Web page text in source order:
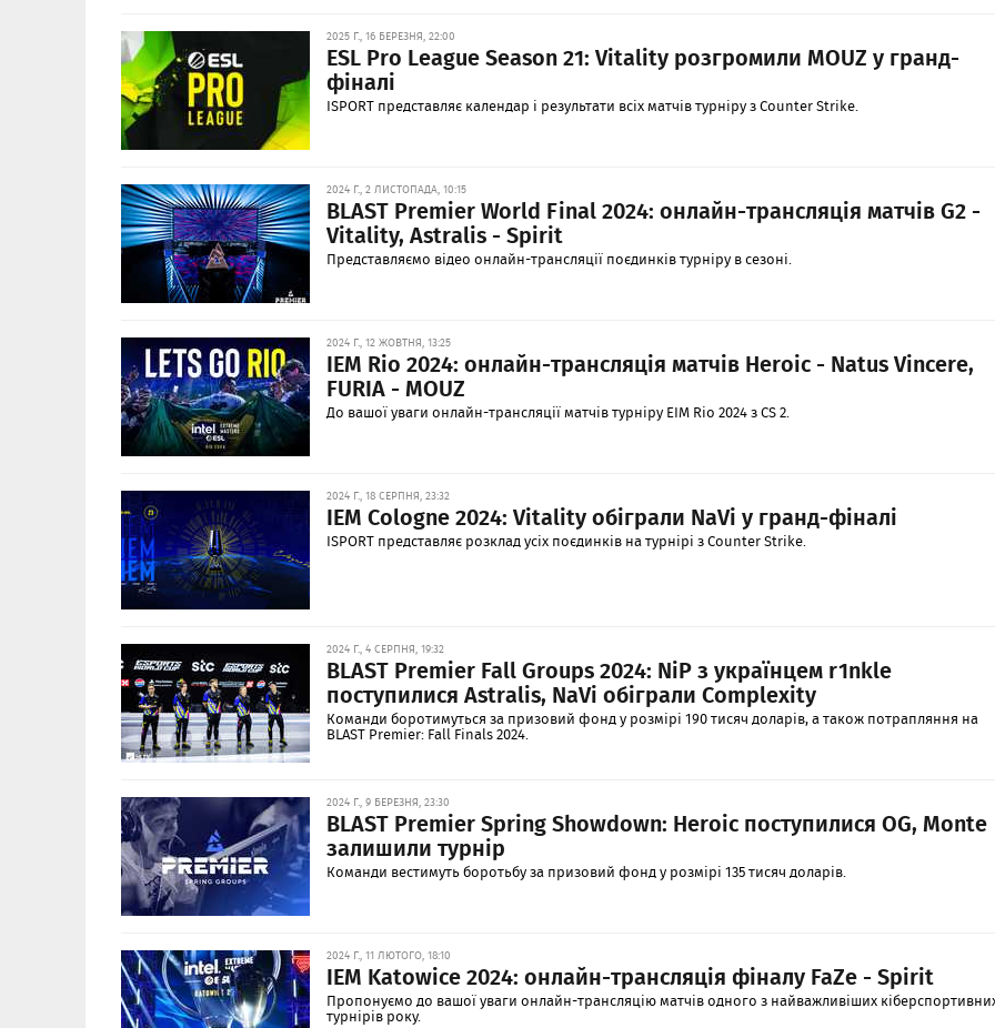
2025 Г., 16 БЕРЕЗНЯ, 22:00
ESL Pro League Season 21: Vitality розгромили MOUZ у гранд-
фіналі
ISPORT представляє календар і результати всіх матчів турніру з Counter Strike.
2024 Г., 2 ЛИСТОПАДА, 10:15
BLAST Premier World Final 2024: онлайн-трансляція матчів G2 -
Vitality, Astralis - Spirit
Представляємо відео онлайн-трансляції поєдинків турніру в сезоні.
2024 Г., 12 ЖОВТНЯ, 13:25
IEM Rio 2024: онлайн-трансляція матчів Heroic - Natus Vincere,
FURIA - MOUZ
До вашої уваги онлайн-трансляції матчів турніру EIM Rio 2024 з CS 2.
2024 Г., 18 СЕРПНЯ, 23:32
IEM Cologne 2024: Vitality обіграли NaVi у гранд-фіналі
ISPORT представляє розклад усіх поєдинків на турнірі з Counter Strike.
2024 Г., 4 СЕРПНЯ, 19:32
BLAST Premier Fall Groups 2024: NiP з українцем r1nkle
поступилися Astralis, NaVi обіграли Complexity
Команди боротимуться за призовий фонд у розмірі 190 тисяч доларів, а також потрапляння на
BLAST Premier: Fall Finals 2024.
2024 Г., 9 БЕРЕЗНЯ, 23:30
BLAST Premier Spring Showdown: Heroic поступилися OG, Monte
залишили турнір
Команди вестимуть боротьбу за призовий фонд у розмірі 135 тисяч доларів.
2024 Г., 11 ЛЮТОГО, 18:10
IEM Katowice 2024: онлайн-трансляція фіналу FaZe - Spirit
Пропонуємо до вашої уваги онлайн-трансляцію матчів одного з найважливіших
турнірів року.